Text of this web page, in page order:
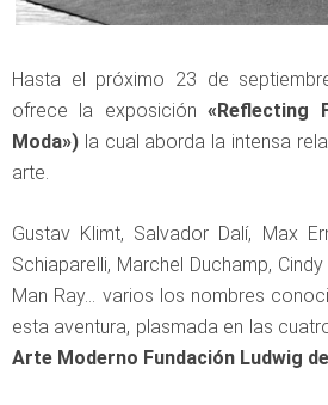
Hasta el próximo 23 de
ofrece la exposición«Reflecting
Moda») la cual aborda la intensa
arte.
Gustav Klimt, Salvador Dalí, Max
Schiaparelli, Marchel Duchamp,
Man Ray… varios los nombres
esta aventura, plasmada en las
Arte Moderno Fundación Ludwig